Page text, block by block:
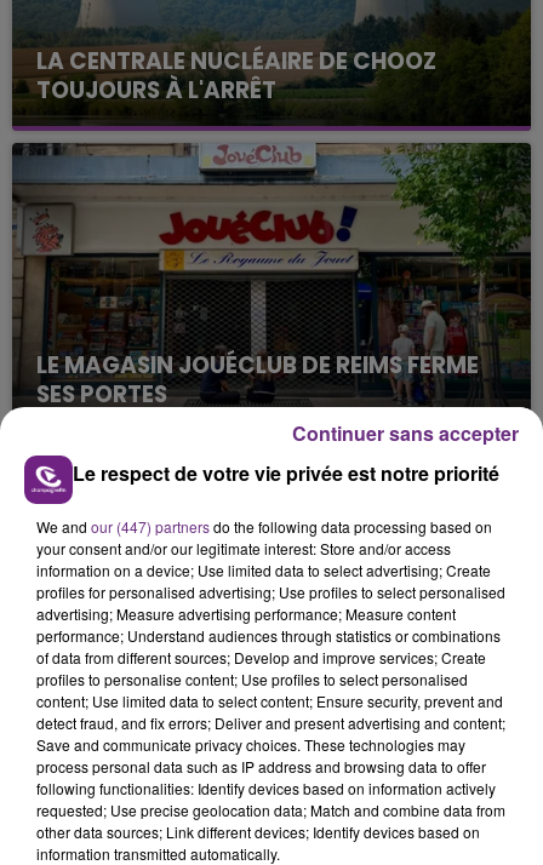
LA CENTRALE NUCLÉAIRE DE CHOOZ
TOUJOURS À L'ARRÊT
Cela fait déjà une semaine que la centrale
nucléaire ardennaise est à l'arrêt. Une situation
justifiée par la sécheresse intense qui est toujours
présente.
LE MAGASIN JOUÉCLUB DE REIMS FERME
SES PORTES
C'était l'une des institutions du centre-ville
rémois. Le magasin JouéClub est contraint de
fermer ses portes.
TITRES DIFFUSÉS
20h25
20h25
DAVID GUETTA
Memories
20h22
20h22
ALEX WARREN
Passenger
Le respect de votre vie privée est notre priorité
We and our (447) partnersdo the following data processing based on
your consent and/or our legitimate interest: Store and/or access
information on a device; Use limited data to select advertising; Create
profiles for personalised advertising; Use profiles to select personalised
advertising; Measure advertising performance; Measure content
performance; Understand audiences through statistics or combinations
of data from different sources; Develop and improve services; Create
profiles to personalise content; Use profiles to select personalised
content; Use limited data to select content; Ensure security, prevent and
detect fraud, and fix errors; Deliver and present advertising and content;
Save and communicate privacy choices. These technologies may
process personal data such as IP address and browsing data to offer
following functionalities: Identify devices based on information actively
requested; Use precise geolocation data; Match and combine data from
other data sources; Link different devices; Identify devices based on
information transmitted automatically.
Continuer sans accepter